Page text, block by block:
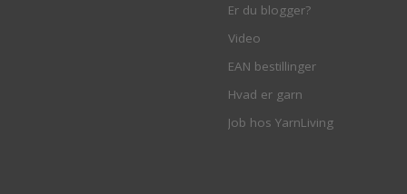
Er du blogger?
Video
EAN bestillinger
Hvad er garn
Job hos YarnLiving